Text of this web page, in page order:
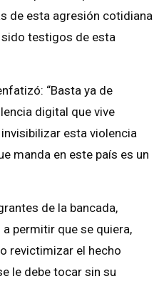
de esta agresión cotidiana
testigos de esta
“Basta ya de
digital que vive
esta violencia
manda en este país es un
de la bancada,
permitir que se quiera,
revictimizar el hecho
le debe tocar sin su